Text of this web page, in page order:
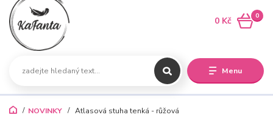
Menu
0
0 Kč
NOVINKY Atlasová stuha tenká - růžová